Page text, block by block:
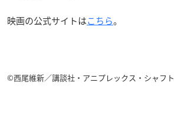
映画の公式サイトはこちら。
©西尾維新／講談社・アニプレックス・シャフト